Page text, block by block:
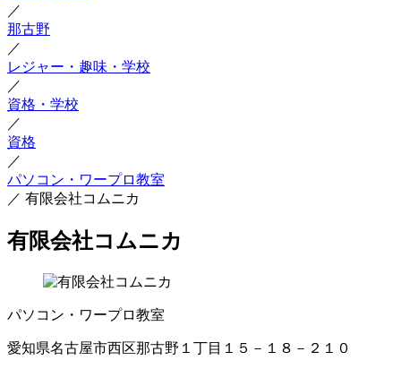
／
那古野
／
レジャー・趣味・学校
／
資格・学校
／
資格
／
パソコン・ワープロ教室
／ 有限会社コムニカ
有限会社コムニカ
パソコン・ワープロ教室
愛知県名古屋市西区那古野１丁目１５－１８－２１０